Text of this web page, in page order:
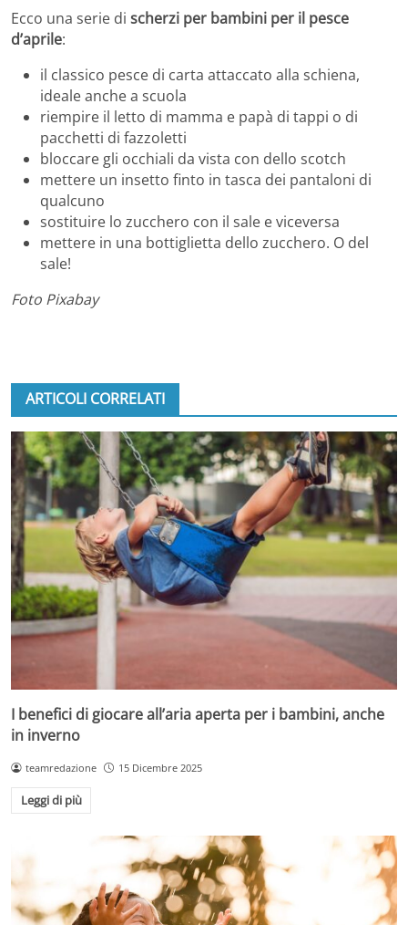
Ecco una serie di scherzi per bambini per il pesce
d’aprile:
il classico pesce di carta attaccato alla schiena,
ideale anche a scuola
riempire il letto di mamma e papà di tappi o di
pacchetti di fazzoletti
bloccare gli occhiali da vista con dello scotch
mettere un insetto finto in tasca dei pantaloni di
qualcuno
sostituire lo zucchero con il sale e viceversa
mettere in una bottiglietta dello zucchero. O del
sale!
Foto Pixabay
ARTICOLI CORRELATI
I benefici di giocare all’aria aperta per i bambini, anche
in inverno
teamredazione 15 Dicembre 2025
Leggi di più